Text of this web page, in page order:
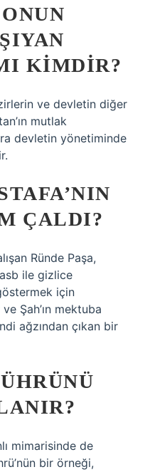
KIMDIR?
ve devletin diğer
mutlak
devletin yönetiminde
ÇALDI?
Ründe Paşa,
ile gizlice
için
Şah’ın mektuba
ağzından çıkan bir
mimarisinde de
bir örneği,